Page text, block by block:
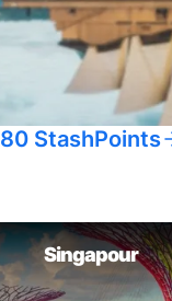
80 StashPoints
Singapour